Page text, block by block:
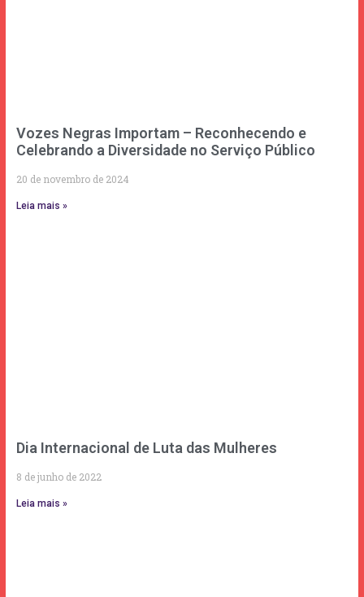
Vozes Negras Importam – Reconhecendo e
Celebrando a Diversidade no Serviço Público
20 de novembro de 2024
Leia mais »
Dia Internacional de Luta das Mulheres
8 de junho de 2022
Leia mais »